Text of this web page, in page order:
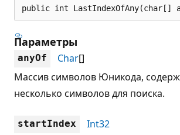
public int
Параметры
anyOf Char[]
Массив символов Юникода,
несколько символов для поиска.
startIndex
Int32